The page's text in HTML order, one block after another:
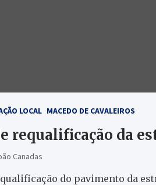
LOCAL MACEDO DE CAVALEIROS
requalificação da
Canadas
do pavimento da